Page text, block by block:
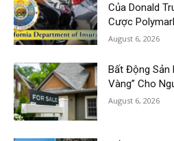
Của Donald
Cược
August 6, 2026
Bất Động Sản
Vàng” Cho
August 6, 2026